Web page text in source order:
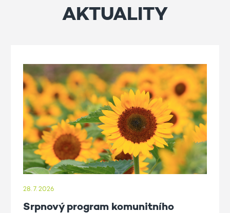
AKTUALITY
28. 7. 2026
Srpnový program komunitního